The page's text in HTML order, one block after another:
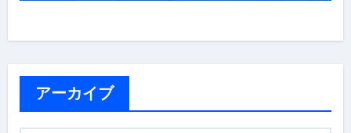
アーカイブ